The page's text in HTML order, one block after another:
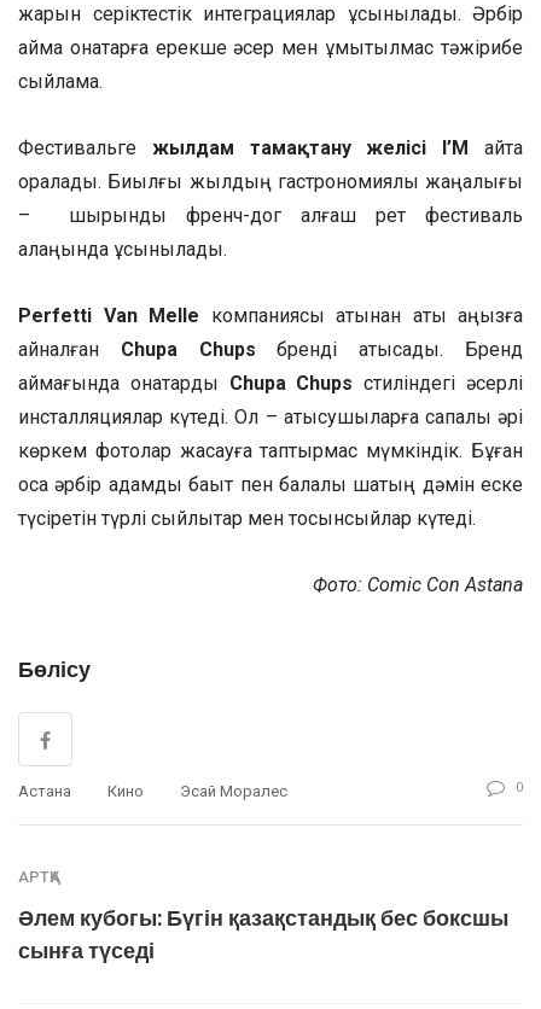
жарқын серіктестік интеграциялар ұсынылады. Әрбір
аймақ қонақтарға ерекше әсер мен ұмытылмас тәжірибе
сыйламақ.
Фестивальге жылдам тамақтану желісі I’M қайта
оралады. Биылғы жылдың гастрономиялық жаңалығы
– шырынды френч-дог алғаш рет фестиваль
алаңында ұсынылады.
Perfetti Van Melle компаниясы атынан аты аңызға
айналған Chupa Chups бренді қатысады. Бренд
аймағында қонақтарды Chupa Chups стиліндегі әсерлі
инсталляциялар күтеді. Ол – қатысушыларға сапалы әрі
көркем фотолар жасауға таптырмас мүмкіндік. Бұған
қоса әрбір адамды бақыт пен балалық шақтың дәмін еске
түсіретін түрлі сыйлықтар мен тосынсыйлар күтеді.
Фото: Comic Con Astana
Бөлісу
Астана Кино Эсай Моралес 0
АРТҚА
Әлем кубогы: Бүгін қазақстандық бес боксшы
сынға түседі